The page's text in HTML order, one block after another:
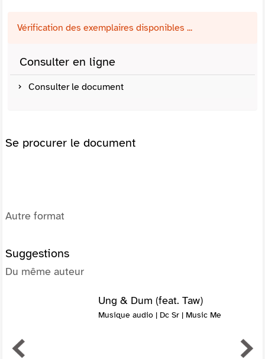
Vérification des exemplaires disponibles ...
Consulter en ligne
Consulter le document
Se procurer le document
Autre format
Suggestions
Du même auteur
Ung & Dum (feat. Taw)
Musique audio | Dc Sr | Music Me